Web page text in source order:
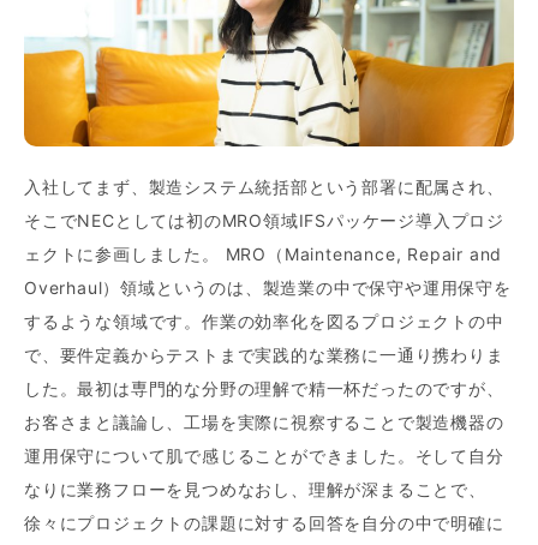
入社してまず、製造システム統括部という部署に配属され、
そこでNECとしては初のMRO領域IFSパッケージ導入プロジ
ェクトに参画しました。 MRO（Maintenance, Repair and
Overhaul）領域というのは、製造業の中で保守や運用保守を
するような領域です。作業の効率化を図るプロジェクトの中
で、要件定義からテストまで実践的な業務に一通り携わりま
した。最初は専門的な分野の理解で精一杯だったのですが、
お客さまと議論し、工場を実際に視察することで製造機器の
運用保守について肌で感じることができました。そして自分
なりに業務フローを見つめなおし、理解が深まることで、
徐々にプロジェクトの課題に対する回答を自分の中で明確に